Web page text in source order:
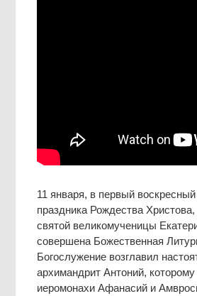
11 января, в первый
праздника Рождества
святой великомученицы
совершена Божественная
Богослужение возглавил
архимандрит Антоний,
иеромонахи Афанасий и